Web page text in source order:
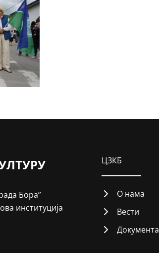
Бора”
институција
ЦЗКБ
О нама
Вести
Документа